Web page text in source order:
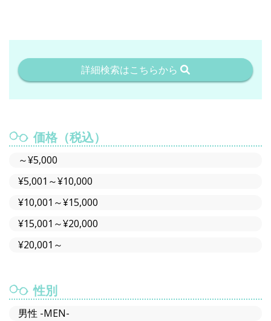
詳細検索はこちらから
価格（税込）
～¥5,000
¥5,001～¥10,000
¥10,001～¥15,000
¥15,001～¥20,000
¥20,001～
性別
男性 -MEN-